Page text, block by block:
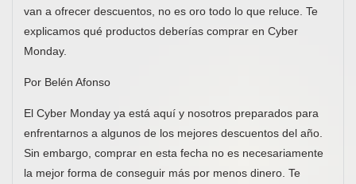
van a ofrecer descuentos, no es oro todo lo que reluce. Te
explicamos qué productos deberías comprar en Cyber
Monday.
Por Belén Afonso
El Cyber Monday ya está aquí y nosotros preparados para
enfrentarnos a algunos de los mejores descuentos del año.
Sin embargo, comprar en esta fecha no es necesariamente
la mejor forma de conseguir más por menos dinero. Te